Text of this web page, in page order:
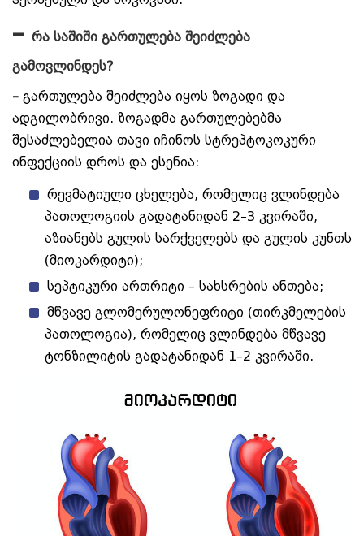
– რა საშიში გართულება შეიძლება
გამოვლინდეს?
– გართულება შეიძლება იყოს ზოგადი და
ადგილობრივი. ზოგადმა გართულებებმა
შესაძლებელია თავი იჩინოს სტრეპტოკოკური
ინფექციის დროს და ესენია:
რევმატიული ცხელება, რომელიც ვლინდება
პათოლოგიის გადატანიდან 2–3 კვირაში,
აზიანებს გულის სარქველებს და გულის კუნთს
(მიოკარდიტი);
სეპტიკური ართრიტი – სახსრების ანთება;
მწვავე გლომერულონეფრიტი (თირკმელების
პათოლოგია), რომელიც ვლინდება მწვავე
ტონზილიტის გადატანიდან 1–2 კვირაში.